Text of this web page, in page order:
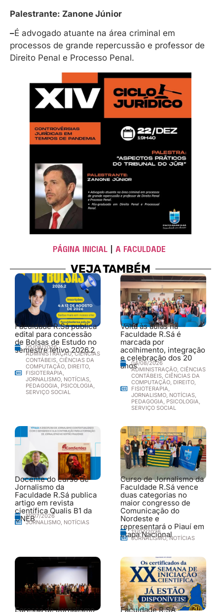
Palestrante: Zanone Júnior
–É advogado atuante na área criminal em
processos de grande repercussão e professor de
Direito Penal e Processo Penal.
PÁGINA INICIAL A FACULDADE
VEJA TAMBÉM
Faculdade R.Sá publica
edital para concessão
de Bolsas de Estudo no
semestre letivo 2026.2
05/08/2026
ADMINISTRAÇÃO,CIÊNCIAS
CONTÁBEIS, CIÊNCIAS DA
COMPUTAÇÃO, DIREITO,
FISIOTERAPIA,
JORNALISMO, NOTÍCIAS,
PEDAGOGIA, PSICOLOGIA,
SERVIÇO SOCIAL
Volta às aulas na
Faculdade R.Sá é
marcada por
acolhimento, integração
e celebração dos 20
anos04/08/2026
ADMINISTRAÇÃO, CIÊNCIAS
CONTÁBEIS, CIÊNCIAS DA
COMPUTAÇÃO, DIREITO,
FISIOTERAPIA,
JORNALISMO, NOTÍCIAS,
PEDAGOGIA, PSICOLOGIA,
SERVIÇO SOCIAL
Docente do curso de
Jornalismo da
Faculdade R.Sá publica
artigo em revista
científica Qualis B1 da
UNEB17/07/2026
JORNALISMO, NOTÍCIAS
Curso de Jornalismo da
Faculdade R.Sá vence
duas categorias no
maior congresso de
Comunicação do
Nordeste e
representará o Piauí em
etapa Nacional
13/07/2026
JORNALISMO,NOTÍCIAS
Egressa de Jornalismo
Faculdade R.SÁ